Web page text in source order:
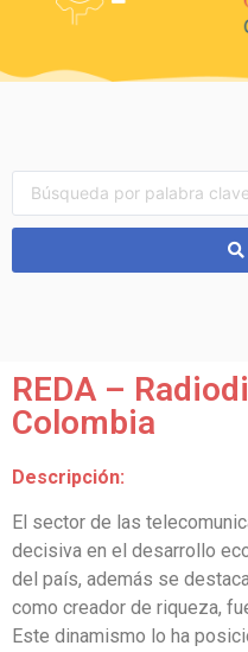
REDA –
Colombia
Descripción:
El sector de las
decisiva en el desarrollo
del país, además se
como creador de riqueza,
Este dinamismo lo ha